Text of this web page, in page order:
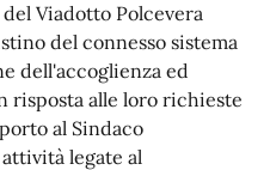
Viadotto Polcevera
del connesso sistema
dell'accoglienza ed
alle loro richieste
al Sindaco
legate al